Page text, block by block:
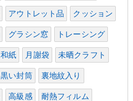
アウトレット品 クッション
グラシン窓 トレーシング
和紙 月謝袋 未晒クラフト
黒い封筒 裏地紋入り
高級感 耐熱フィルム